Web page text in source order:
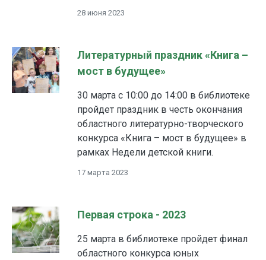
28 июня 2023
Литературный праздник «Книга –
мост в будущее»
30 марта с 10:00 до 14:00 в библиотеке
пройдет праздник в честь окончания
областного литературно-творческого
конкурса «Книга – мост в будущее» в
рамках Недели детской книги.
17 марта 2023
Первая строка - 2023
25 марта в библиотеке пройдет финал
областного конкурса юных